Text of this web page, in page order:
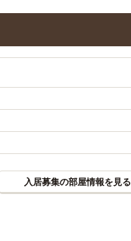
入居募集の部屋情報を見る